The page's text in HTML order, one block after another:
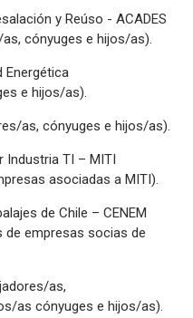
y Reúso - ACADES
cónyuges e hijos/as).
Energética
e hijos/as).
as, cónyuges e hijos/as).
Industria TI – MITI
asociadas a MITI).
de Chile – CENEM
de empresas socias de
as,
as cónyuges e hijos/as).